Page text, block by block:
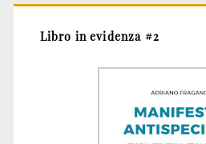
Libro in evidenza #2